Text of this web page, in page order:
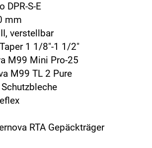
DPR-S-E
mm
verstellbar
1 1/8"-1 1/2"
M99 Mini Pro-25
M99 TL 2 Pure
RTA Gepäckträger